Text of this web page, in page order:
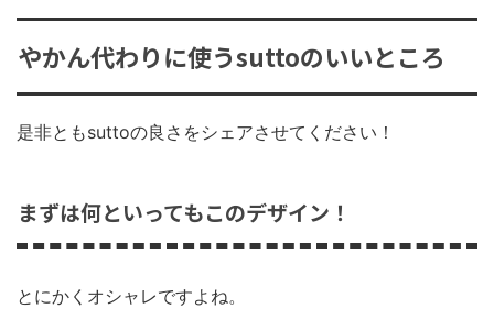
やかん代わりに使うsuttoのいいところ
是非ともsuttoの良さをシェアさせてください！
まずは何といってもこのデザイン！
とにかくオシャレですよね。